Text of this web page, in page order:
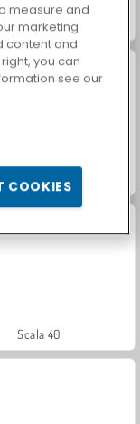
Garden Story
Rummy World
Scala 40
measure and
marketing
content and
you can
see our
COOKIES